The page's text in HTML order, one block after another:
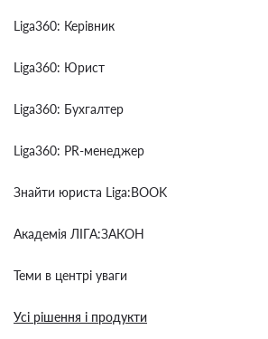
Liga360: Керівник
Liga360: Юрист
Liga360: Бухгалтер
Liga360: PR-менеджер
Знайти юриста Liga:BOOK
Академія ЛІГА:ЗАКОН
Теми в центрі уваги
Усі рішення і продукти